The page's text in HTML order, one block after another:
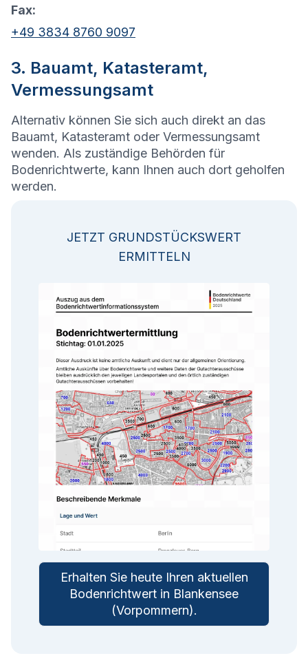
Fax:
+49 3834 8760 9097
3. Bauamt, Katasteramt,
Vermessungsamt
Alternativ können Sie sich auch direkt an das
Bauamt, Katasteramt oder Vermessungsamt
wenden. Als zuständige Behörden für
Bodenrichtwerte, kann Ihnen auch dort geholfen
werden.
JETZT GRUNDSTÜCKSWERT
ERMITTELN
Erhalten Sie heute Ihren aktuellen
Bodenrichtwert in Blankensee
(Vorpommern).